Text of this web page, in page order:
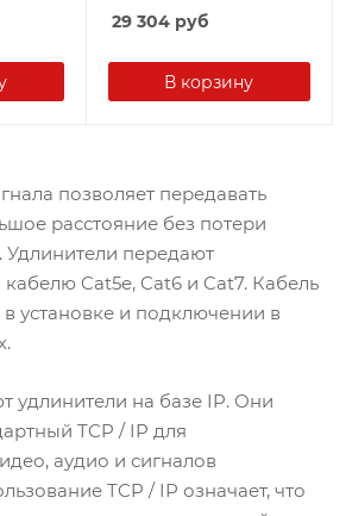
29 304руб
В корзину
позволяет передавать
расстояние без потери
Удлинители передают
Cat5e, Cat6 и Cat7. Кабель
в установке и подключении в
удлинители на базе IP. Они
TCP / IP для
аудио и сигналов
TCP / IP означает, что